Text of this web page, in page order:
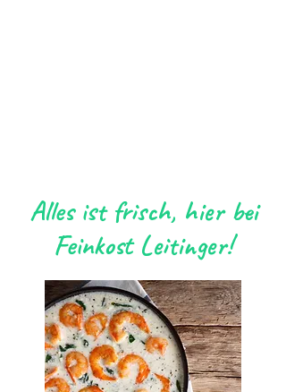
Alles ist frisch, hier bei
Feinkost Leitinger!